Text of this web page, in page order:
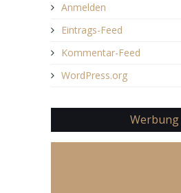
Anmelden
Eintrags-Feed
Kommentar-Feed
WordPress.org
Werbung